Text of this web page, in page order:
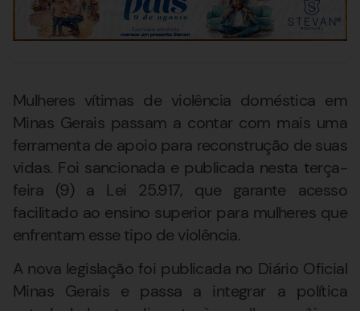
Mulheres vítimas de violência doméstica em
Minas Gerais passam a contar com mais uma
ferramenta de apoio para reconstrução de suas
vidas. Foi sancionada e publicada nesta terça-
feira (9) a Lei 25.917, que garante acesso
facilitado ao ensino superior para mulheres que
enfrentam esse tipo de violência.
A nova legislação foi publicada no Diário Oficial
Minas Gerais e passa a integrar a política